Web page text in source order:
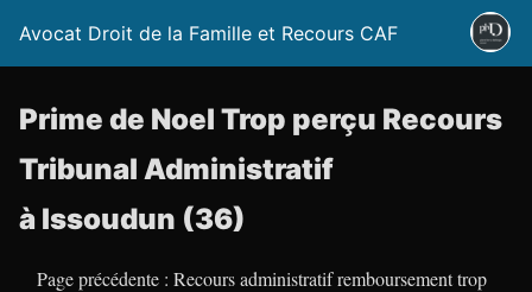
Avocat Droit de la Famille et Recours CAF
Prime de Noel Trop perçu Recours
Tribunal Administratif
à Issoudun (36)
Page précédente : Recours administratif remboursement trop